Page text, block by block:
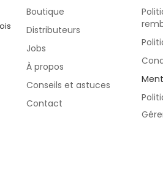
Boutique
Distributeurs
Jobs
À propos
Conseils et astuces
Contact